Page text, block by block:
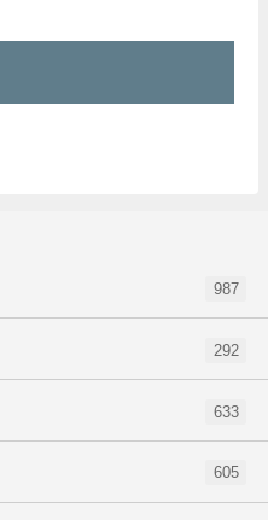
987
292
633
605